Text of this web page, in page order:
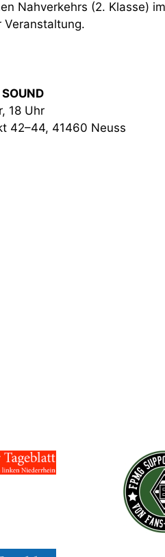
Nahverkehrs (2. Klasse)
18 Uhr
42–44, 41460 Neuss